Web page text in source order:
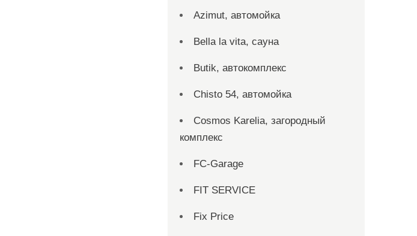
Azimut, автомойка
Bella la vita, сауна
Butik, автокомплекс
Chisto 54, автомойка
Cosmos Karelia, загородный
комплекс
FC-Garage
FIT SERVICE
Fix Price